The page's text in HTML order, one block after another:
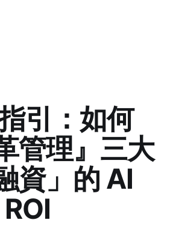
引：如何
管理』三大
資」的 AI